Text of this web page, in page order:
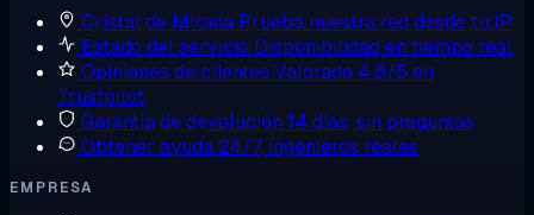
Cristal de Mirada Prueba nuestra red desde tu IP
Estado del servicio Disponibilidad en tiempo real
Opiniones de clientes Valorado 4,6/5 en
Trustpilot
Garantía de devolución 14 días, sin preguntas
Obtener ayuda 24/7, ingenieros reales
EMPRESA